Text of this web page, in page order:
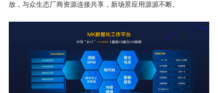
放，与众生态厂商资源连接共享，新场景应用源源不断。